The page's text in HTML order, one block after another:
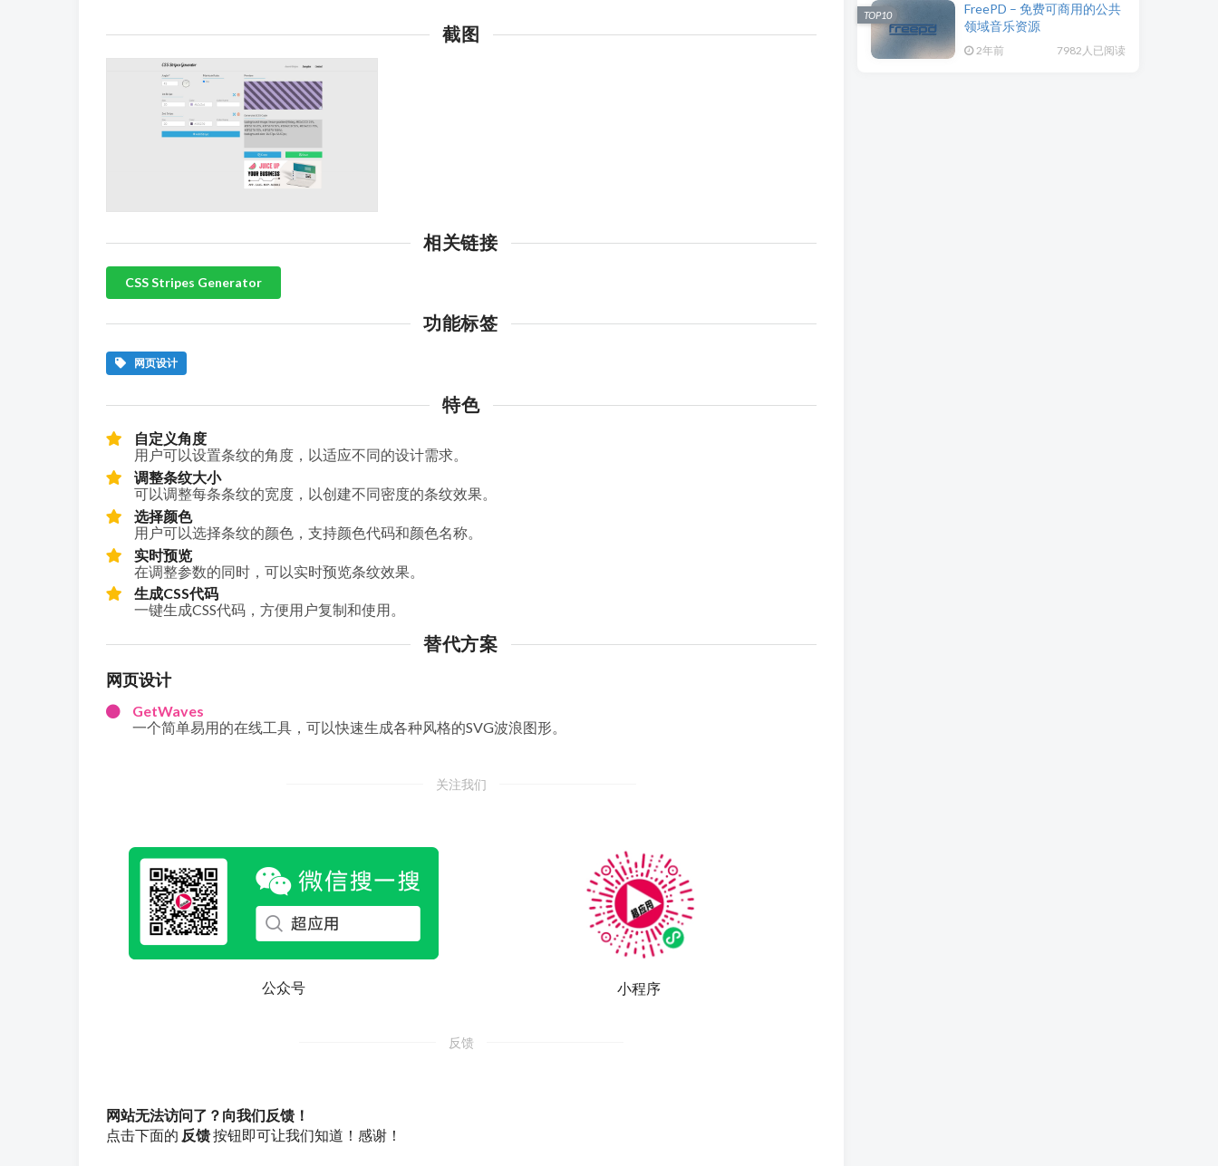
截图
相关链接
CSS Stripes Generator
功能标签
网页设计
特色
自定义角度
用户可以设置条纹的角度，以适应不同的设计需求。
调整条纹大小
可以调整每条条纹的宽度，以创建不同密度的条纹效果。
选择颜色
用户可以选择条纹的颜色，支持颜色代码和颜色名称。
实时预览
在调整参数的同时，可以实时预览条纹效果。
生成CSS代码
一键生成CSS代码，方便用户复制和使用。
替代方案
网页设计
GetWaves
一个简单易用的在线工具，可以快速生成各种风格的SVG波浪图形。
关注我们
公众号 小程序
反馈
网站无法访问了？向我们反馈！
点击下面的 反馈按钮即可让我们知道！感谢！
FreePD – 免费可商用的公共
领域音乐资源
2年前 7982人已阅读
TOP10